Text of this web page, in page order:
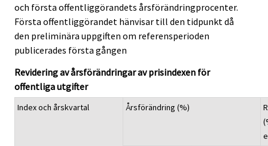
och första offentliggörandets årsförändringprocenter.
Första offentliggörandet hänvisar till den tidpunkt då
den preliminära uppgiften om referensperioden
publicerades första gången
Revidering av årsförändringar av prisindexen för
offentliga utgifter
Index och årskvartal Årsförändring (%)